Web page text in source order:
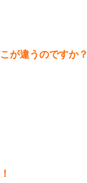
が違うのですか？